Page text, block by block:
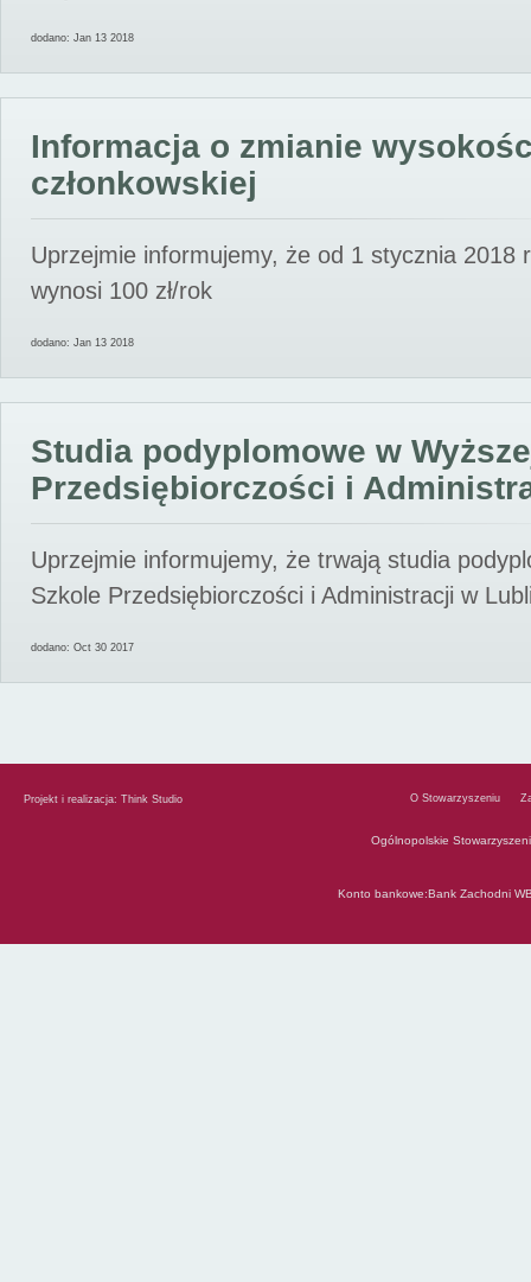
dodano: Jan 13 2018
Informacja o zmianie
członkowskiej
Uprzejmie informujemy, że od 1 stycznia 2018
wynosi 100 zł/rok
dodano: Jan 13 2018
Studia podyplomowe w
Przedsiębiorczości i
Uprzejmie informujemy, że trwają studia
Szkole Przedsiębiorczości i Administracji w
dodano: Oct 30 2017
Projekt i realizacja: Think Studio O Stowarzyszeniu
Ogólnopolskie
Konto bankowe:Bank Zachodni